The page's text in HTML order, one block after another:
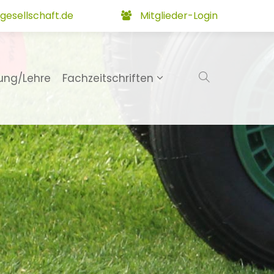
Mitglieder-Login
Lehre Fachzeitschriften